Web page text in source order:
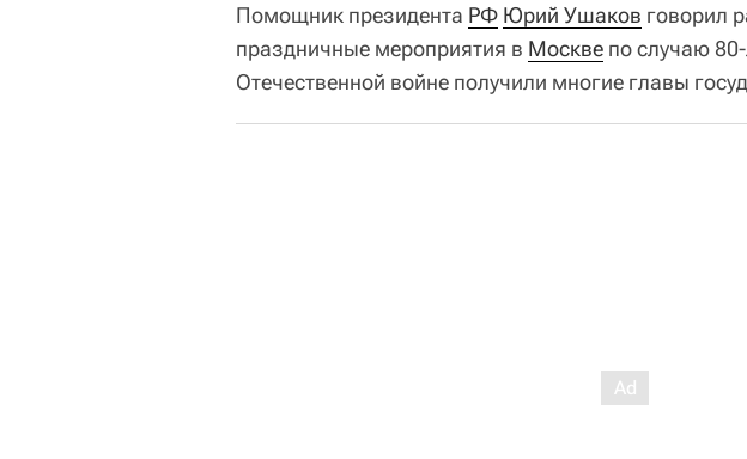
Помощник президента РФ Юрий Ушаков говорил
праздничные мероприятия в Москве по случаю
Отечественной войне получили многие главы